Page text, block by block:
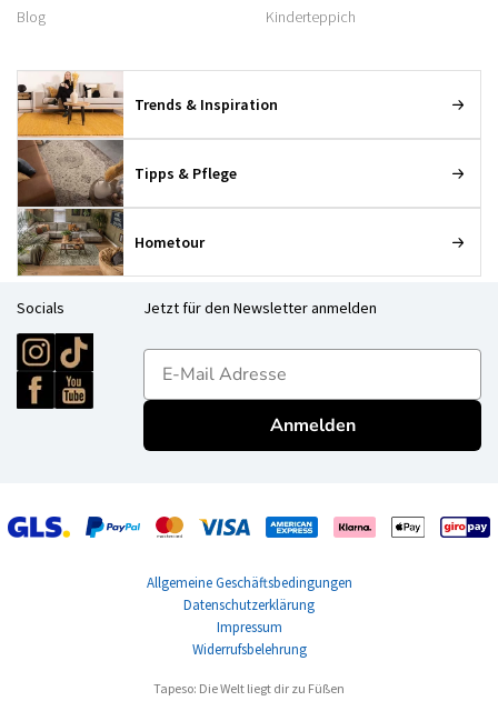
Blog
Kinderteppich
Trends & Inspiration
Tipps & Pflege
Hometour
Socials Jetzt für den Newsletter anmelden
E-mailadres
Anmelden
Allgemeine Geschäftsbedingungen
Datenschutzerklärung
Impressum
Widerrufsbelehrung
Tapeso: Die Welt liegt dir zu Füßen